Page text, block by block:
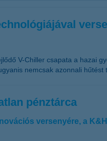
V-Chiller csapata a hazai
nemcsak azonnali
pénztárca
versenyére, a